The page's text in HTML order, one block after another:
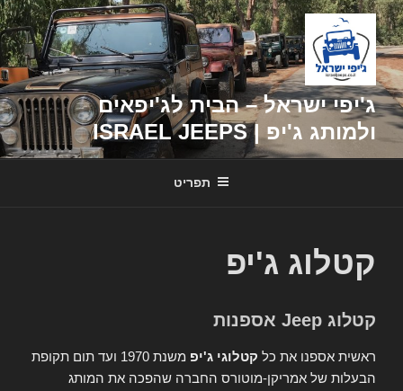
דילוג
לתוכן
ג'יפי ישראל – הבית לג'יפאים
ולמותג ג'יפ | ISRAEL JEEPS
תפריט
קטלוג ג'יפ
קטלוג Jeep אספנות
ראשית אספנו את כל קטלוגי ג'יפ
משנת 1970 ועד תום תקופת
הבעלות של אמריקן-מוטורס החברה שהפכה את המותג